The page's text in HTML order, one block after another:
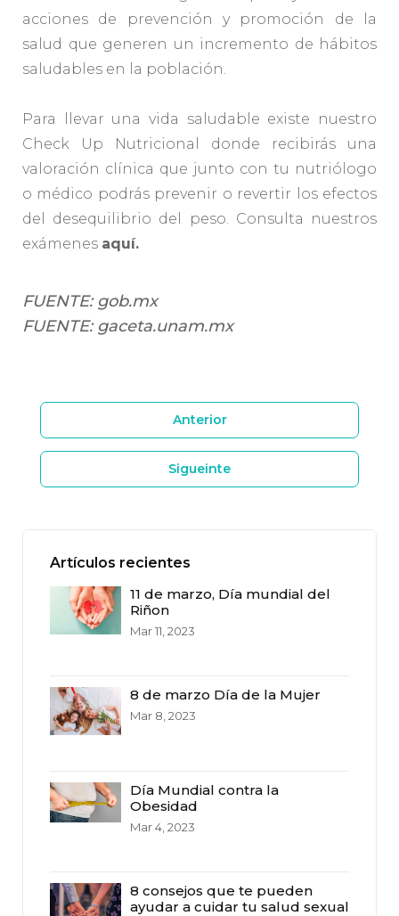
acciones de prevención y promoción de la
salud que generen un incremento de hábitos
saludables en la población.
Para llevar una vida saludable existe nuestro
Check Up Nutricional donde recibirás una
valoración clínica que junto con tu nutriólogo
o médico podrás prevenir o revertir los efectos
del desequilibrio del peso. Consulta nuestros
exámenes aquí.
FUENTE: gob.mx
FUENTE: gaceta.unam.mx
Anterior
Sigueinte
Artículos recientes
11 de marzo, Día mundial del
Riñon
Mar 11, 2023
8 de marzo Día de la Mujer
Mar 8, 2023
Día Mundial contra la
Obesidad
Mar 4, 2023
8 consejos que te pueden
ayudar a cuidar tu salud sexual